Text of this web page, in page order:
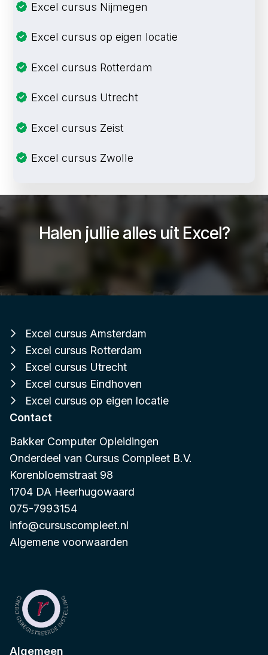
Excel cursus Nijmegen
Excel cursus op eigen locatie
Excel cursus Rotterdam
Excel cursus Utrecht
Excel cursus Zeist
Excel cursus Zwolle
Halen jullie alles uit Excel?
Excel cursus Amsterdam
Excel cursus Rotterdam
Excel cursus Utrecht
Excel cursus Eindhoven
Excel cursus op eigen locatie
Contact
Bakker Computer Opleidingen
Onderdeel van Cursus Compleet B.V.
Korenbloemstraat 98
1704 DA Heerhugowaard
075-7993154
info@cursuscompleet.nl
Algemene voorwaarden
Algemeen